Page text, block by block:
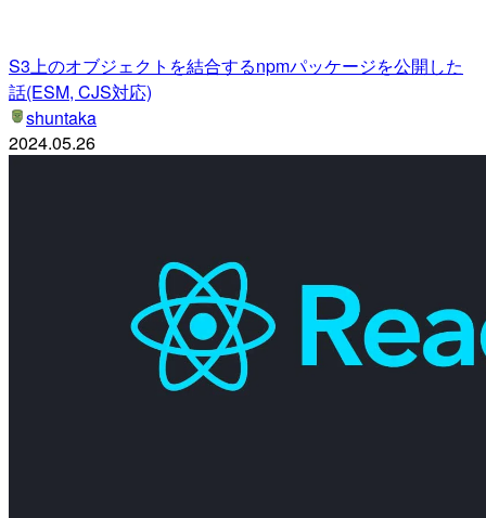
S3上のオブジェクトを結合するnpmパッケージを公開した
話(ESM, CJS対応)
shuntaka
2024.05.26